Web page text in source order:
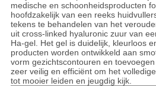
medische en schoonheidsproducten
hoofdzakelijk van een reeks
tekens te behandelen van het
uit cross-linked hyaluronic zuur van
Ha-gel. Het gel is duidelijk, kleurloos
producten worden ontwikkeld aan
vorm gezichtscontouren en
zeer veilig en efficiënt om het
tot mooier leiden en jeugdig kijk.